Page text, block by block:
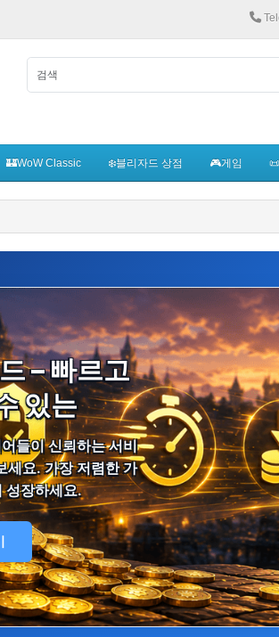
🏰WoW Classic ❄️블리자드 상점 🎮게임
– 빠르고
있는
들이 신뢰하는 서비
세요. 가장 저렴한 가
성장하세요.